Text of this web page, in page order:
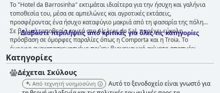
Το "Hotel da Barrosinha" εκτιμάται ιδιαίτερα για την ήσυχη και γαλήνια
τοποθεσία του, μέσα σε αμπελώνες και αγροτικές εκτάσεις,
προσφέροντας ένα ήσυχο καταφύγιο μακριά από τη φασαρία της πόλης.
Σε βολική τοποθεσία κοντά στο Alcácer do Sal, παρέχει εύκολη
πρόσβαση σε όμορφες παραλίες όπως η Comporta και η Troia. Το
όμορφα ανακατασκευασμένο πρώην βιομηχανικό ακίνητο αποπνέει
ρουστίκ πορτογαλική γοητεία σε συνδυασμό με σύγχρονες ανέσεις,
ιδανικό για περιπάτους στη φύση και στιγμές ήσυχου στοχασμού. Τα
θετικά σχόλια υπογραμμίζουν την εξαιρετική τοποθεσία, το φιλικό
προσωπικό και τις καθαρές, άνετες εγκαταστάσεις, καθιστώντας το
Διαβάστε περιλήψεις από κριτικές για όλες τις κατηγορίες
Κατηγορίες
Δέχεται Σκύλους
Από τεχνητή νοημοσύνη
Αυτό το ξενοδοχείο είναι γνωστό για